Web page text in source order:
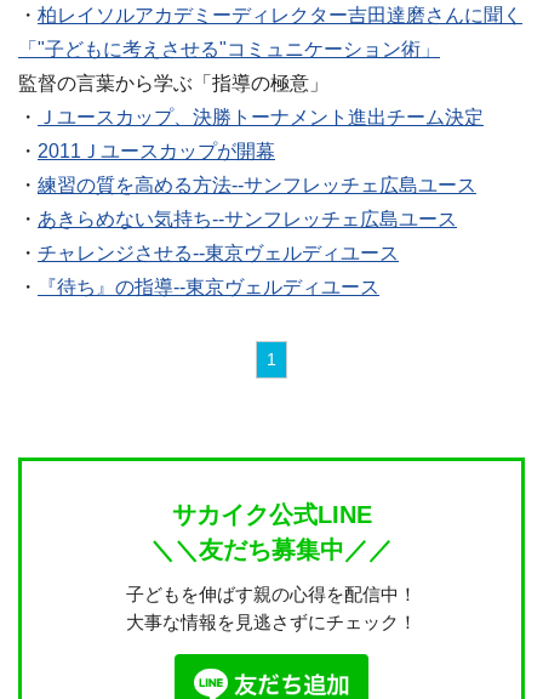
・ 柏レイソルアカデミーディレクター吉田達磨さんに聞く
「"子どもに考えさせる"コミュニケーション術」
監督の言葉から学ぶ「指導の極意」
・
Ｊユースカップ、決勝トーナメント進出チーム決定
・ 2011Ｊユースカップが開幕
・ 練習の質を高める方法--サンフレッチェ広島ユース
・ あきらめない気持ち--サンフレッチェ広島ユース
・ チャレンジさせる--東京ヴェルディユース
・
『待ち』の指導--東京ヴェルディユース
1
サカイク公式LINE
＼＼友だち募集中／／
子どもを伸ばす親の心得を配信中！
大事な情報を見逃さずにチェック！